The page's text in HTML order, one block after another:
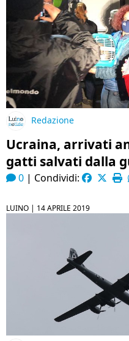
Redazione
Ucraina, arrivati
gatti salvati dalla
0 | Condividi:
LUINO | 14 APRILE 2019